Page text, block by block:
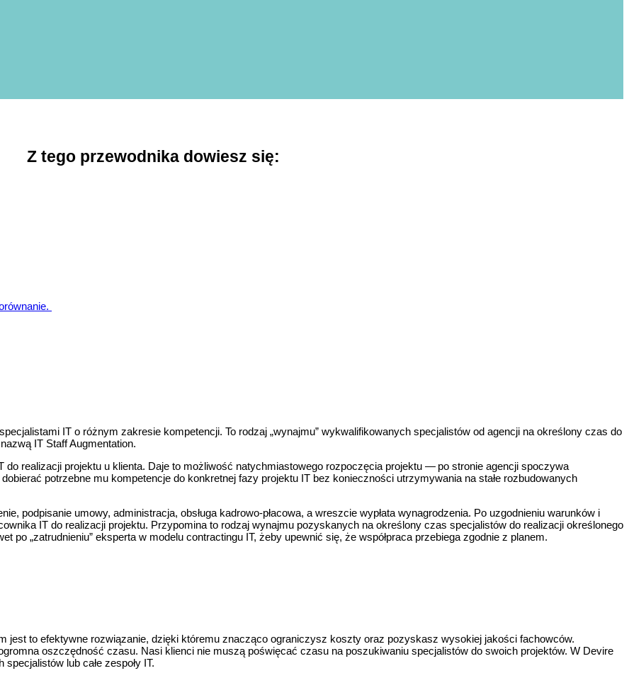
Z tego przewodnika dowiesz się:
IT o różnym zakresie kompetencji. To rodzaj „wynajmu” wykwalifikowanych specjalistów od agencji na określony czas do
IT Staff Augmentation.
do realizacji projektu u klienta. Daje to możliwość natychmiastowego rozpoczęcia projektu — po stronie agencji spoczywa
potrzebne mu kompetencje do konkretnej fazy projektu IT bez konieczności utrzymywania na stałe rozbudowanych
podpisanie umowy, administracja, obsługa kadrowo-płacowa, a wreszcie wypłata wynagrodzenia. Po uzgodnieniu warunków i
IT do realizacji projektu. Przypomina to rodzaj wynajmu pozyskanych na określony czas specjalistów do realizacji określonego
po „zatrudnieniu” eksperta w modelu contractingu IT, żeby upewnić się, że współpraca przebiega zgodnie z planem.
jest to efektywne rozwiązanie, dzięki któremu znacząco ograniczysz koszty oraz pozyskasz wysokiej jakości fachowców.
oszczędność czasu. Nasi klienci nie muszą poświęcać czasu na poszukiwaniu specjalistów do swoich projektów. W Devire
lub całe zespoły IT.